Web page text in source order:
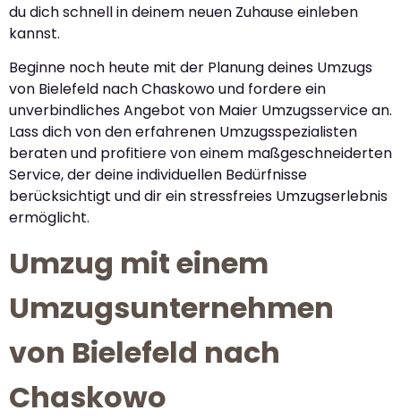
du dich schnell in deinem neuen Zuhause einleben
kannst.
Beginne noch heute mit der Planung deines Umzugs
von Bielefeld nach Chaskowo und fordere ein
unverbindliches Angebot von Maier Umzugsservice an.
Lass dich von den erfahrenen Umzugsspezialisten
beraten und profitiere von einem maßgeschneiderten
Service, der deine individuellen Bedürfnisse
berücksichtigt und dir ein stressfreies Umzugserlebnis
ermöglicht.
Umzug mit einem
Umzugsunternehmen
von Bielefeld nach
Chaskowo